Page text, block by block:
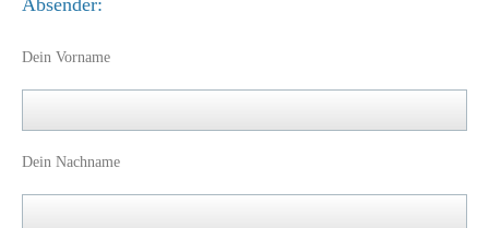
Absender:
Dein Vorname
Dein Nachname